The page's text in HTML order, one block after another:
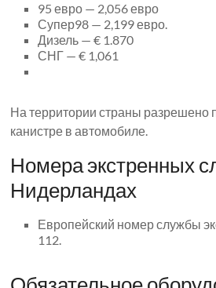
95 евро — 2,056 евро
Супер98 — 2,199 евро.
Дизель — € 1.870
СНГ — € 1,061
На территории страны разрешено
канистре в автомобиле.
Номера экстренных
Нидерландах
Европейский номер службы
112.